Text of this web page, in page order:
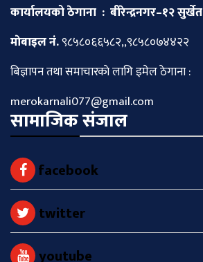
कार्यालयको ठेगाना : बीरेन्द्रनगर–१२ सुर्खेत
माेबाइल नं.९८५८०६६५८२,,९८५८०७४४२२
बिज्ञापन तथा समाचारकाे लागि इमेल ठेगाना :
merokarnali077@gmail.com
सामाजिक संजाल
facebook
twitter
youtube